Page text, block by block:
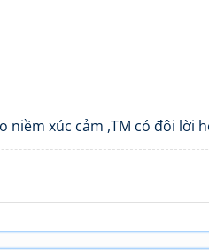
xúc cảm ,TM có đôi lời